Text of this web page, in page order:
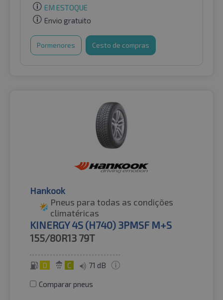
EM ESTOQUE
Envio gratuito
Pormenores Cesto de compras
Hankook
Pneus para todas as condições
climatéricas
KINERGY 4S (H740) 3PMSF M+S
155/80R13 79T
D C 71 dB
Comparar pneus